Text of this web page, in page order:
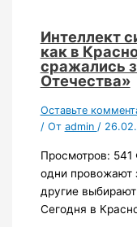
Интеллект
как в
сражались
Отечества»
Оставьте
/ От admin /
Просмотров: 541
одни провожают
другие
Сегодня в